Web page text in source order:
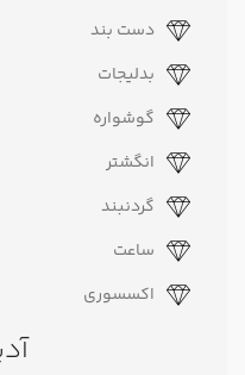
دست بند
بدلیجات
گوشواره
انگشتر
گردنبند
ساعت
اکسسوری